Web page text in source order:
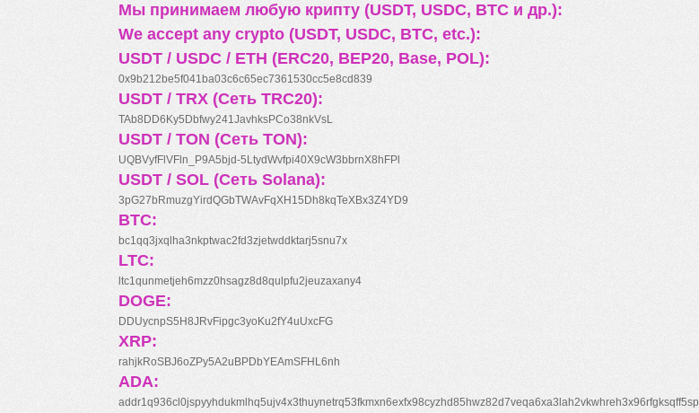
Мы принимаем любую крипту (USDT, USDC, BTC и др.):
We accept any crypto (USDT, USDC, BTC, etc.):
USDT / USDC / ETH (ERC20, BEP20, Base, POL):
0x9b212be5f041ba03c6c65ec7361530cc5e8cd839
USDT / TRX (Сеть TRC20):
TAb8DD6Ky5Dbfwy241JavhksPCo38nkVsL
USDT / TON (Сеть TON):
UQBVyfFlVFln_P9A5bjd-5LtydWvfpi40X9cW3bbrnX8hFPl
USDT / SOL (Сеть Solana):
3pG27bRmuzgYirdQGbTWAvFqXH15Dh8kqTeXBx3Z4YD9
BTC:
bc1qq3jxqlha3nkptwac2fd3zjetwddktarj5snu7x
LTC:
ltc1qunmetjeh6mzz0hsagz8d8qulpfu2jeuzaxany4
DOGE:
DDUycnpS5H8JRvFipgc3yoKu2fY4uUxcFG
XRP:
rahjkRoSBJ6oZPy5A2uBPDbYEAmSFHL6nh
ADA:
addr1q936cl0jspyyhdukmlhq5ujv4x3thuynetrq53fkmxn6exfx98cyzhd85hwz82d7veqa6xa3lah2vkwhreh3x96rfgksqff5sp